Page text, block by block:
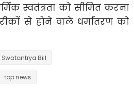
स्वतंत्रता को सीमित करना
से होने वाले धर्मांतरण को
Bill
top news